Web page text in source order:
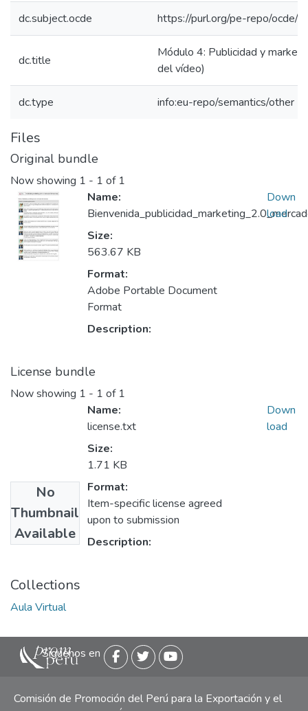
dc.subject.ocde https://purl.org/pe-repo/ocde/
dc.title
Módulo 4: Publicidad y
del vídeo)
dc.type info:eu-repo/semantics/other
Files
Original bundle
Now showing 1 - 1 of 1
Name:
Size:
563.67 KB
Format:
Adobe Portable Document
Format
Description:
Down
load
License bundle
Now showing 1 - 1 of 1
No
Thumbnail
Available
Name:
license.txt
Size:
1.71 KB
Format:
Item-specific license agreed
upon to submission
Description:
Down
load
Collections
Aula Virtual
Siguenos en
Comisión de Promoción del Perú para la Exportación y el